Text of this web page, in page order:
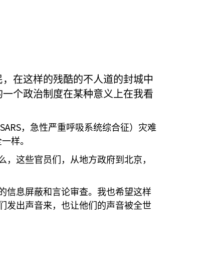
在这样的残酷的不人道的封城中
个政治制度在某种意义上在我看
SARS，急性严重呼吸系统综合征）灾难
样。
这些官员们，从地方政府到北京，
信息屏蔽和言论审查。我也希望这样
发出声音来，也让他们的声音被全世